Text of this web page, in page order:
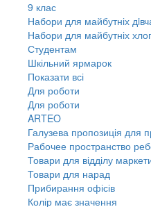
9 клас
Набори для майбутніх
Набори для майбутніх
Студентам
Шкільний ярмарок
Показати всі
Для роботи
Для роботи
ARTEO
Галузева пропозиція для
Рабочее пространство
Товари для відділу
Товари для нарад
Прибирання офісів
Колір має значення